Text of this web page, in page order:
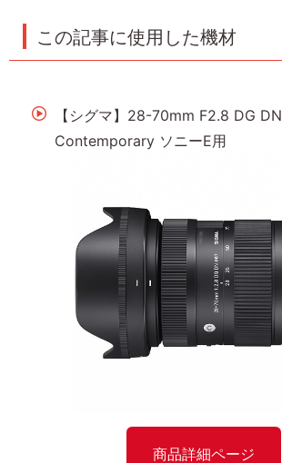
この記事に使用した機材
【シグマ】28-70mm F2.8 DG DN
Contemporary ソニーE用
商品詳細ページ